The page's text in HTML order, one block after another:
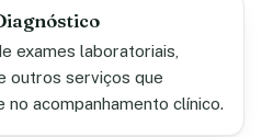
exames laboratoriais,
outros serviços que
no acompanhamento clínico.